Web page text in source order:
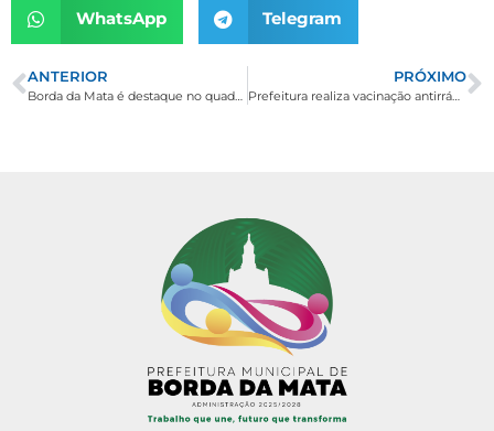
WhatsApp Telegram
ANTERIOR PRÓXIMO
Prefeitura realiza vacinação antirrábica para cães e gatos de 10 a 14 de setembro